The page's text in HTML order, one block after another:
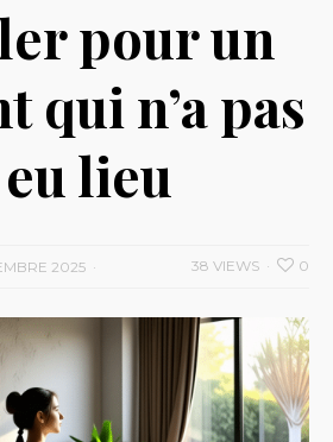
pour un
qui n’a pas
lieu
2025 0
38 VIEWS